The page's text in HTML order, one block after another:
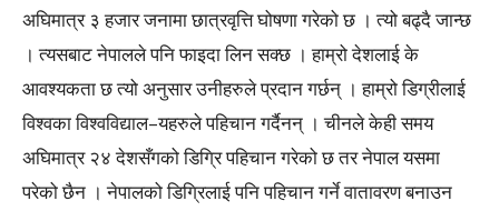
अघिमात्र ३ हजार जनामा छात्रवृत्ति घोषणा गरेको छ । त्यो बढ्दै जान्छ
। त्यसबाट नेपालले पनि फाइदा लिन सक्छ । हाम्रो देशलाई के
आवश्यकता छ त्यो अनुसार उनीहरुले प्रदान गर्छन् । हाम्रो डिग्रीलाई
विश्वका विश्वविद्याल–यहरुले पहिचान गर्दैनन् । चीनले केही समय
अघिमात्र २४ देशसँगको डिग्रि पहिचान गरेको छ तर नेपाल यसमा
परेको छैन । नेपालको डिग्रिलाई पनि पहिचान गर्ने वातावरण बनाउन